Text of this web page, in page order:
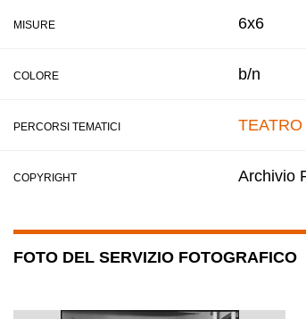
MISURE 6x6
COLORE b/n
PERCORSI TEMATICI
COPYRIGHT Archivio
FOTO DEL SERVIZIO FOTOGRAFICO